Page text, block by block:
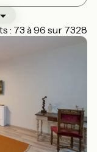
: 73 à 96 sur 7328